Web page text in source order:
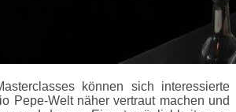
können sich interessierte
Pepe-Welt näher vertraut machen und